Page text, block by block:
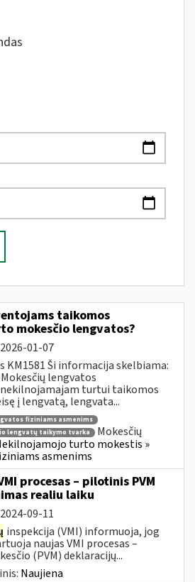
taikomos
mokesčio lengvatos?
2026-01-07
KM1581 Ši informacija skelbiama:
lengvatos
turtui taikomos
į lengvatą, lengvata...
fiziniams asmenims
lengvatų taikymo tvarka
Mokesčių
turto mokestis »
asmenims
procesas – pilotinis PVM
realiu laiku
2024-09-11
inspekcija (VMI) informuoja, jog
naujas VMI procesas –
(PVM) deklaracijų...
Naujiena